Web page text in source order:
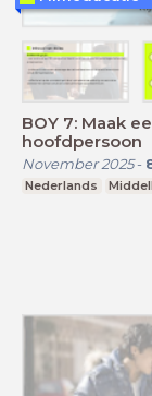
BOY 7: Maak
hoofdpersoon
November 2025-
Nederlands